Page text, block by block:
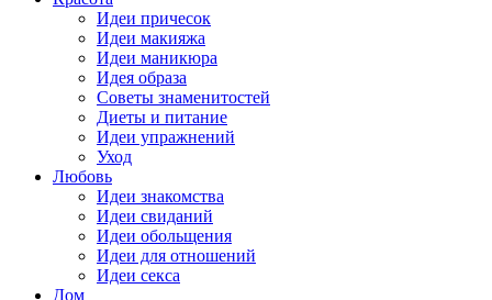
Идеи причесок
Идеи макияжа
Идеи маникюра
Идея образа
Советы знаменитостей
Диеты и питание
Идеи упражнений
Уход
Любовь
Идеи знакомства
Идеи свиданий
Идеи обольщения
Идеи для отношений
Идеи секса
Дом